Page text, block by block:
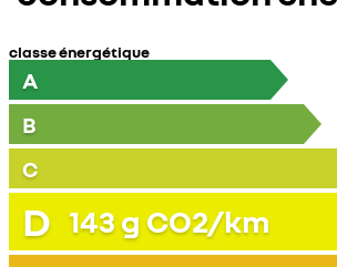
classe énergétique
A
B
C
D 143 g CO2/km